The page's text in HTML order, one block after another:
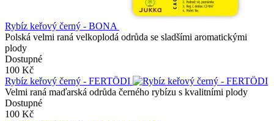
Rybíz keřový černý - BONA
Polská velmi raná velkoplodá odrůda se sladšími aromatickými
plody
Dostupné
100 Kč
Rybíz keřový černý - FERTÖDI
Velmi raná maďarská odrůda černého rybízu s kvalitními plody
Dostupné
100 Kč